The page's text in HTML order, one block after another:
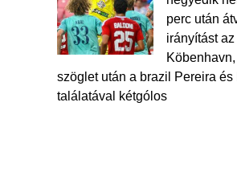
perc után
irányítást
szöglet után a brazil Pereira és
találatával kétgólos